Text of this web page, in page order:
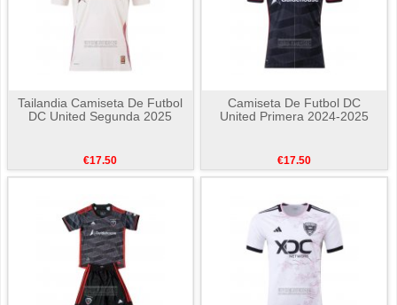
Tailandia Camiseta De Futbol
DC United Segunda 2025
€17.50
Camiseta De Futbol DC
United Primera 2024-2025
€17.50